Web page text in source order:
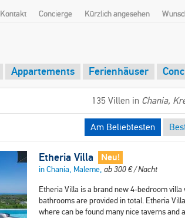
Kontakt Concierge Kürzlich angesehen
Appartements Ferienhäuser
135 Villen in Chania,
Am Beliebtesten
Etheria Villa Neu!
in Chania, Maleme, ab300€/ Nacht
Etheria Villa is a brand new 4-bedroom
bathrooms are provided in total. Etheria
where can be found many nice taverns and